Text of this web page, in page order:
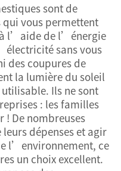
sont de
vous permettent
l’aide de l’énergie
sans vous
des coupures de
la lumière du soleil
Ils ne sont
: les familles
! De nombreuses
dépenses et agir
l’environnement, ce
un choix excellent.